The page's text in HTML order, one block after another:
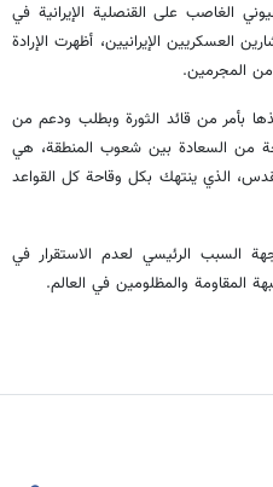
الغاصب على القنصلية الإيرانية في
العسكريين الإيرانيين، أظهرت الإرادة
من المجرمين.
بأمر من قائد الثورة وبطلب ودعم من
من السعادة بين شعوب المنطقة، هي
الذي ينتهك بكل وقاحة كل القواعد
السبب الرئيسي لعدم الاستقرار في
المقاومة والمظلومين في العالم.